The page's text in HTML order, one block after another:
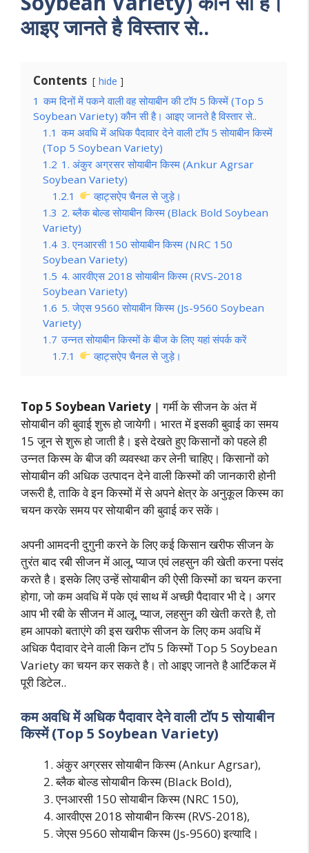
आइए जानते है विस्तार से..
Contents hide
1 कम दिनों में पकने वाली वह सोयाबीन की टॉप 5 किस्में (Top 5
Soybean Variety) कौन सी है। आइए जानते है विस्तार से..
1.1 कम अवधि में अधिक पैदावार देने वाली टॉप 5 सोयाबीन किस्में
(Top 5 Soybean Variety)
1.2 1. अंकुर अग्रसर सोयाबीन किस्म (Ankur Agrsar
Soybean Variety)
1.2.1
व्हाट्सऐप चैनल से जुड़े।
1.3 2. ब्लैक बोल्ड सोयाबीन किस्म (Black Bold Soybean
Variety)
1.4 3. एनआरसी 150 सोयाबीन किस्म (NRC 150
Soybean Variety)
1.5 4. आरवीएस 2018 सोयाबीन किस्म (RVS-2018
Soybean Variety)
1.6 5. जेएस 9560 सोयाबीन किस्म (Js-9560 Soybean
Variety)
1.7 उन्नत सोयाबीन किस्मों के बीज के लिए यहां संपर्क करें
1.7.1
व्हाट्सऐप चैनल से जुड़े।
Top 5 Soybean Variety | गर्मी के सीजन के अंत में
सोयाबीन की बुवाई शुरू हो जायेगी। भारत में इसकी बुवाई का समय
15 जून से शुरू हो जाती है। इसे देखते हुए किसानों को पहले ही
उन्नत किस्म के बीज की व्यवस्था कर लेनी चाहिए। किसानों को
सोयाबीन की अधिक उत्पादन देने वाली किस्मों की जानकारी होनी
जरूरी है, ताकि वे इन किस्मों में से अपने क्षेत्र के अनुकूल किस्म का
चयन करके समय पर सोयाबीन की बुवाई कर सकें।
अपनी आमदनी दुगुनी करने के लिए कई किसान खरीफ सीजन के
तुरंत बाद रबी सीजन में आलू, प्याज एवं लहसुन की खेती करना पसंद
करते है। इसके लिए उन्हें सोयाबीन की ऐसी किस्मों का चयन करना
होगा, जो कम अवधि में पके एवं साथ में अच्छी पैदावार भी दे। अगर
आप भी रबी के सीजन में आलू, प्याज, लहसुन की खेती करते है, तो
हम आपको बताएंगे की इस खरीफ सीजन के लिए कम अवधि में
अधिक पैदावार देने वाली किन टॉप 5 किस्मों Top 5 Soybean
Variety का चयन कर सकते है। तो आइए जानते है आर्टिकल में
पूरी डिटेल..
कम अवधि में अधिक पैदावार देने वाली टॉप 5 सोयाबीन
किस्में (Top 5 Soybean Variety)
अंकुर अग्रसर सोयाबीन किस्म (Ankur Agrsar),
ब्लैक बोल्ड सोयाबीन किस्म (Black Bold),
एनआरसी 150 सोयाबीन किस्म (NRC 150),
आरवीएस 2018 सोयाबीन किस्म (RVS-2018),
जेएस 9560 सोयाबीन किस्म (Js-9560) इत्यादि।